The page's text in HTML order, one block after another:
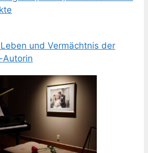
und Vermächtnis der
Autorin